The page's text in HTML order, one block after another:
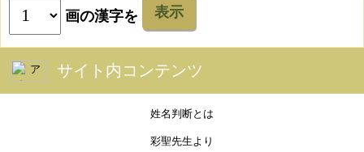
画の漢字を 表示
サイト内コンテンツ
姓名判断とは
彩聖先生より